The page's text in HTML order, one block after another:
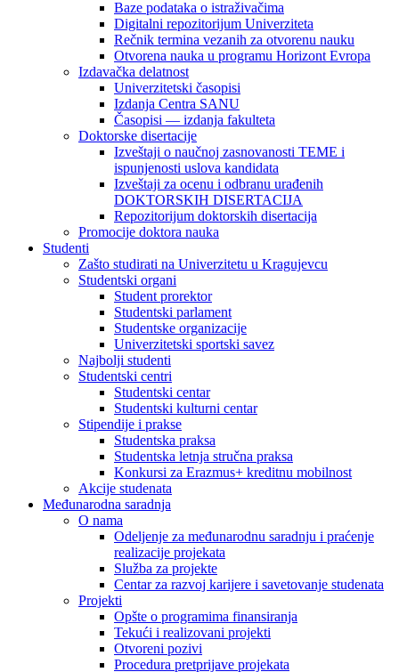
Baze podataka o istraživačima
Digitalni repozitorijum Univerziteta
Rečnik termina vezanih za otvorenu nauku
Otvorena nauka u programu Horizont Evropa
Izdavačka delatnost
Univerzitetski časopisi
Izdanja Centra SANU
Časopisi — izdanja fakulteta
Doktorske disertacije
Izveštaji o naučnoj zasnovanosti TEME i
ispunjenosti uslova kandidata
Izveštaji za ocenu i odbranu urađenih
DOKTORSKIH DISERTACIJA
Repozitorijum doktorskih disertacija
Promocije doktora nauka
Studenti
Zašto studirati na Univerzitetu u Kragujevcu
Studentski organi
Student prorektor
Studentski parlament
Studentske organizacije
Univerzitetski sportski savez
Najbolji studenti
Studentski centri
Studentski centar
Studentski kulturni centar
Stipendije i prakse
Studentska praksa
Studentska letnja stručna praksa
Konkursi za Erazmus+ kreditnu mobilnost
Akcije studenata
Međunarodna saradnja
O nama
Odeljenje za međunarodnu saradnju i praćenje
realizacije projekata
Služba za projekte
Centar za razvoj karijere i savetovanje studenata
Projekti
Opšte o programima finansiranja
Tekući i realizovani projekti
Otvoreni pozivi
Procedura pretprijave projekata